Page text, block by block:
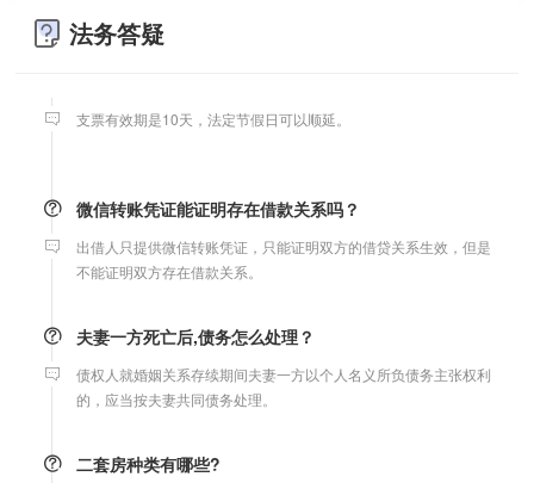
法务答疑
微信转账凭证能证明存在借款关系吗？
不能证明双方存在借款关系。
夫妻一方死亡后,债务怎么处理？
的，应当按夫妻共同债务处理。
二套房种类有哪些?